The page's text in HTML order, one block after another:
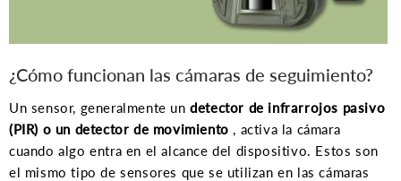
¿Cómo funcionan las cámaras de seguimiento?
Un sensor, generalmente undetector de infrarrojos pasivo
(PIR) o un detector de movimiento , activa la cámara
cuando algo entra en el alcance del dispositivo. Estos son
el mismo tipo de sensores que se utilizan en las cámaras